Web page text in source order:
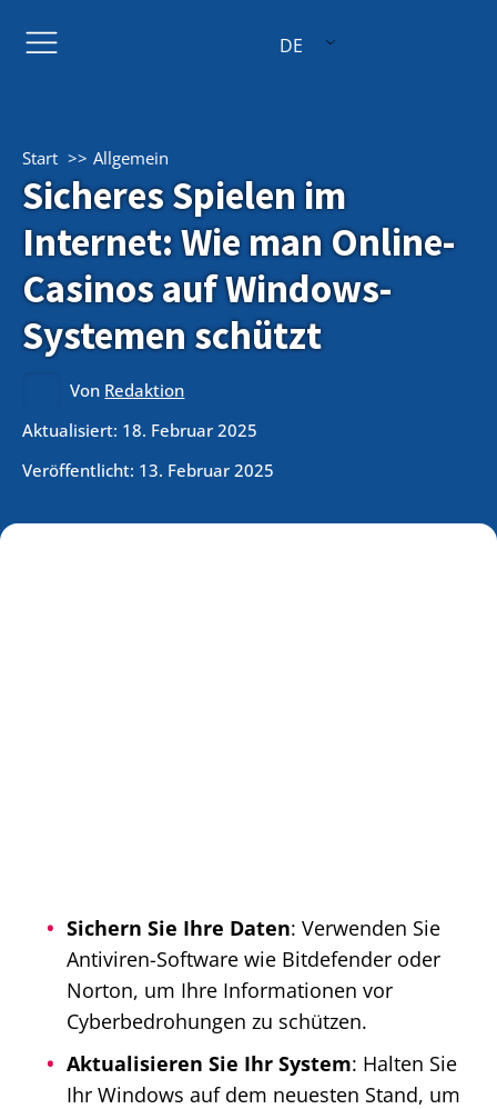
DE
Start Allgemein
Sicheres Spielen im
Internet: Wie man Online-
Casinos auf Windows-
Systemen schützt
Von Redaktion
Aktualisiert: 18. Februar 2025
Veröffentlicht: 13. Februar 2025
Sichern Sie Ihre Daten: Verwenden Sie
Antiviren-Software wie Bitdefender oder
Norton, um Ihre Informationen vor
Cyberbedrohungen zu schützen.
Aktualisieren Sie Ihr System: Halten Sie
Ihr Windows auf dem neuesten Stand, um